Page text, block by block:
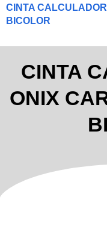
CINTA
BICOLOR
CINTA
ONIX